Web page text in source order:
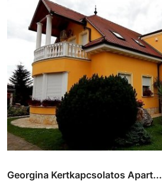
Georgina Kertkapcsolatos Apart...